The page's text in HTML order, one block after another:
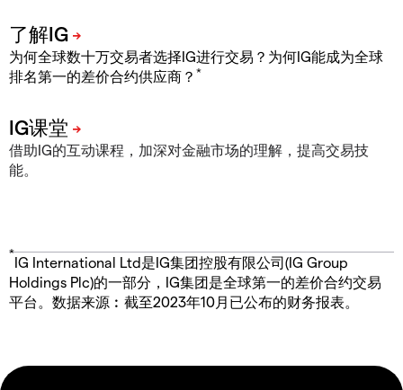
为何全球数十万交易者选择IG进行交易？为何IG能成为全球
排名第一的差价合约供应商？ *
借助IG的互动课程，加深对金融市场的理解，提高交易技
能。
*
IG International Ltd是IG集团控股有限公司(IG Group
Holdings Plc)的一部分，IG集团是全球第一的差价合约交易
平台。数据来源︰截至2023年10月已公布的财务报表。